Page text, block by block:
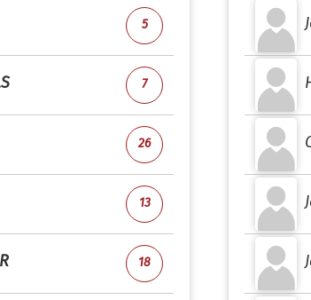
5
7
26
13
18